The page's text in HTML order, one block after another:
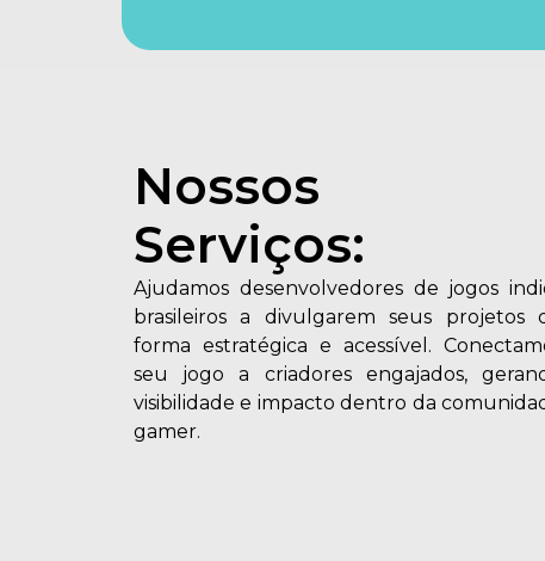
Nossos
Serviços:
Ajudamos desenvolvedores de jogos
brasileiros a divulgarem seus projetos
forma estratégica e acessível.
seu jogo a criadores engajados,
visibilidade e impacto dentro da
gamer.